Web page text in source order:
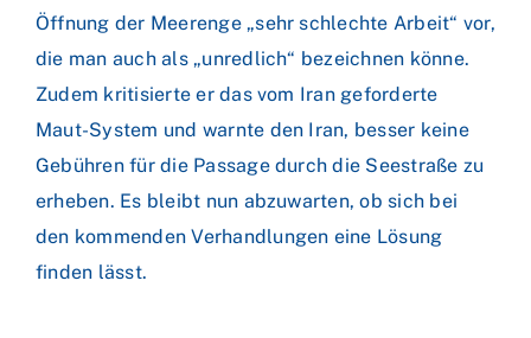
Öffnung der Meerenge „sehr schlechte Arbeit“ vor,
die man auch als „unredlich“ bezeichnen könne.
Zudem kritisierte er das vom Iran geforderte
Maut-System und warnte den Iran, besser keine
Gebühren für die Passage durch die Seestraße zu
erheben. Es bleibt nun abzuwarten, ob sich bei
den kommenden Verhandlungen eine Lösung
finden lässt.